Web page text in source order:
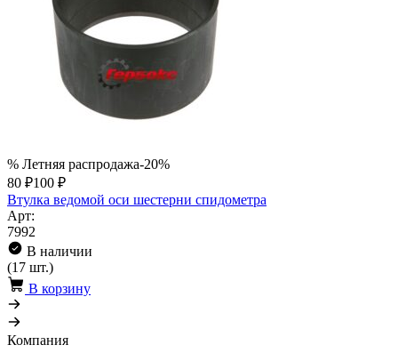
% Летняя распродажа-20%
80 ₽100 ₽
Втулка ведомой оси шестерни спидометра
Арт:
7992
В наличии
(17 шт.)
В корзину
Компания